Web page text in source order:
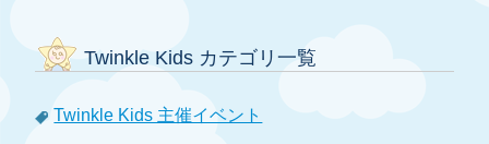
Twinkle Kids カテゴリ一覧
Twinkle Kids 主催イベント